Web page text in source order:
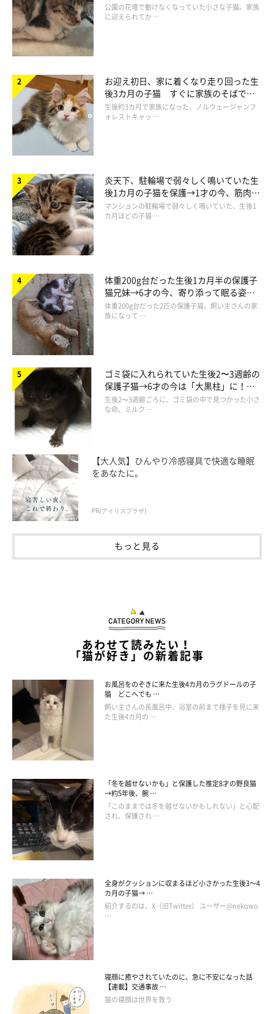
飼い主さんによると、抱き合っているような2匹の姿はたまに見
られるのだそう。おもに夜の時間帯だそうですが、2匹は眠くな
ったタイミングで揺り椅子にやってきて、今回のような抱き合う
姿が見られるそうです。
ただ、今回のような寝落ちはとても珍しかったようで、飼い主さ
んはこんなエピソードも話しています。
「ポポが先に揺り椅子にいるとぺぺは追い返されたり、ちょっか
いを出してケンカになったりするので、お互いだいぶ眠いか寒い
ときにハグしていることが多いです。
今回のポポは相当眠かったようで、
ついて安心したかったのかなと思います」
眠くて頭ガクガクってなっちゃった
しpic.twitter.com/DFN6bbJGrV
— ぺぺとポポ (@pepepopocat) May 26, 2024
仲良し兄妹の2匹は保護猫だった
お迎え当時のぺぺくん、ポポちゃん
@pepepopocat
微笑ましいやりとりを繰り広げていたぺぺくんとポポちゃんは、
元保護猫で実の兄妹猫なのだそう。今からおよそ3年前、飼い主
と“姉妹”のような関係に
公園の花壇で動けなくなっていた小さな子猫。家族
に迎えられてか …
お迎え初日、家に着くなり走り回った生
後3カ月の子猫 すぐに家族のそばで落
ち着く姿に「迎えてよかった」
生後約3カ月で家族になった、ノルウェージャンフ
ォレストキャッ …
炎天下、駐輪場で弱々しく鳴いていた生
後1カ月の子猫を保護→1才の今、筋肉質
でツンデレなコに成長
マンションの駐輪場で弱々しく鳴いていた、生後1
カ月ほどの子猫 …
体重200g台だった生後1カ月半の保護子
猫兄妹→6才の今、寄り添って眠る姿に
ほっこり！
体重200g台だった2匹の保護子猫。飼い主さんの家
族になって …
ゴミ袋に入れられていた生後2〜3週齢の
保護子猫→6才の今は「大黒柱」に！
美しい黒猫に成長した姿にグッとくる
生後2〜3週齢ごろに、ゴミ袋の中で見つかった小さ
な命。ミルク …
【大人気】ひんやり冷感寝具で快適な睡眠
をあなたに。
PR(アイリスプラザ)
もっと見る
あわせて読みたい！
「猫が好き」の新着記事
お風呂をのぞきに来た生後4カ月のラグドールの子
猫 どこへでも …
飼い主さんの長風呂中、浴室の前まで様子を見に来
た生後4カ月の …
「冬を越せないかも」と保護した推定8才の野良猫
→約5年後、腕 …
「このままでは冬を越せないかもしれない」と心配
され、保護され …
全身がクッションに収まるほど小さかった生後3～4
カ月の子猫→ …
紹介するのは、X（旧Twitter） ユーザー@nekowo
…
寝顔に癒やされていたのに、急に不安になった話
【連載】交通事故 …
猫の寝顔は世界を救う